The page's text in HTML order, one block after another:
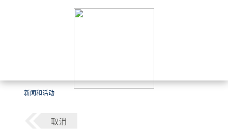
新闻和活动
取消